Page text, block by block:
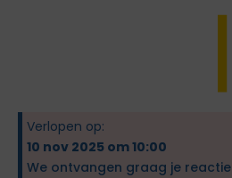
Verlopen op:
10 nov 2025 om 10:00
We ontvangen graag je reactie